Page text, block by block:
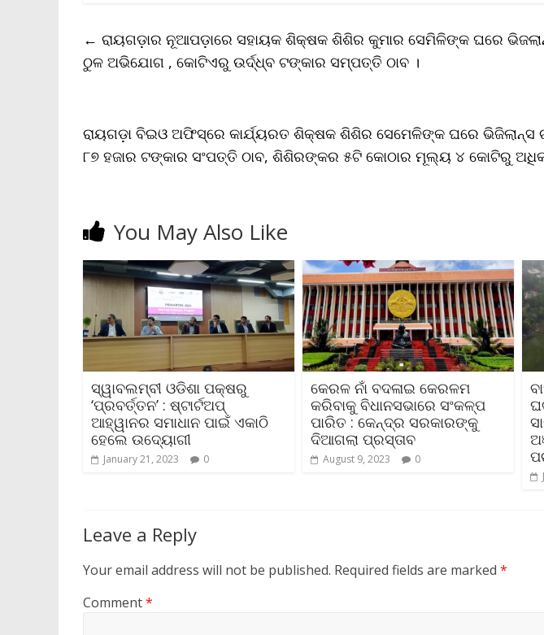
o
o
k
e
r
A
p
p
i
n
k
F
r
i
l
y
← ରାୟଗଡ଼ାର ନୂଆପଡ଼ାରେ ସହାୟକ ଶିକ୍ଷକ ଶିଶିର କୁମାର ସେମିଳିଙ୍କ ଘରେ
ଠୁଳ ଅଭିଯୋଗ , କୋଟିଏରୁ ଉର୍ଦ୍ଧ୍ବ ଟଙ୍କାର ସମ୍ପତ୍ତି ଠାବ ।
ରାୟଗଡ଼ା ବିଇଓ ଅଫିସ୍‌ରେ କାର୍ଯ୍ୟରତ ଶିକ୍ଷକ ଶିଶିର ସେମେଳିଙ୍କ ଘରେ
୮୭ ହଜାର ଟଙ୍କାର ସଂପତ୍ତି ଠାବ, ଶିଶିରଙ୍କର ୫ଟି କୋଠାର ମୂଲ୍ୟ ୪ କୋଟିରୁ
You May Also Like
ସ୍ୱାବଲମ୍ବୀ ଓଡିଶା ପକ୍ଷରୁ
‘ପ୍ରବର୍ତ୍ତନ’ : ଷ୍ଟାର୍ଟଅପ୍
ଆହ୍ୱାନର ସମାଧାନ ପାଇଁ ଏକାଠି
ହେଲେ ଉଦ୍ୟୋଗୀ
January 21, 2023 0
କେରଳ ନାଁ ବଦଳାଇ କେରଳମ
କରିବାକୁ ବିଧାନସଭାରେ ସଂକଳ୍ପ
ପାରିତ : କେନ୍ଦ୍ର ସରକାରଙ୍କୁ
ଦିଆଗଲା ପ୍ରସ୍ତାବ
August 9, 2023 0
Leave a Reply
Your email address will not be published. Required fields are marked *
Comment*